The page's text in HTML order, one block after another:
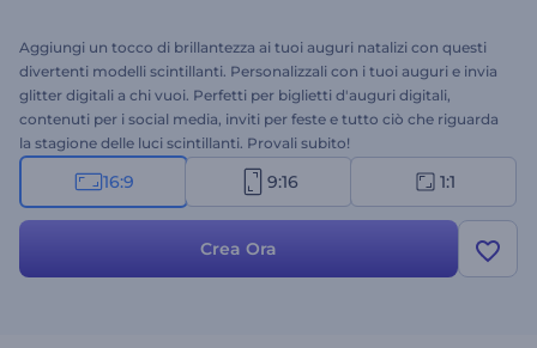
Aggiungi un tocco di brillantezza ai tuoi auguri natalizi con questi
divertenti modelli scintillanti. Personalizzali con i tuoi auguri e invia
glitter digitali a chi vuoi. Perfetti per biglietti d'auguri digitali,
contenuti per i social media, inviti per feste e tutto ciò che riguarda
la stagione delle luci scintillanti. Provali subito!
16:9 9:16 1:1
Crea Ora